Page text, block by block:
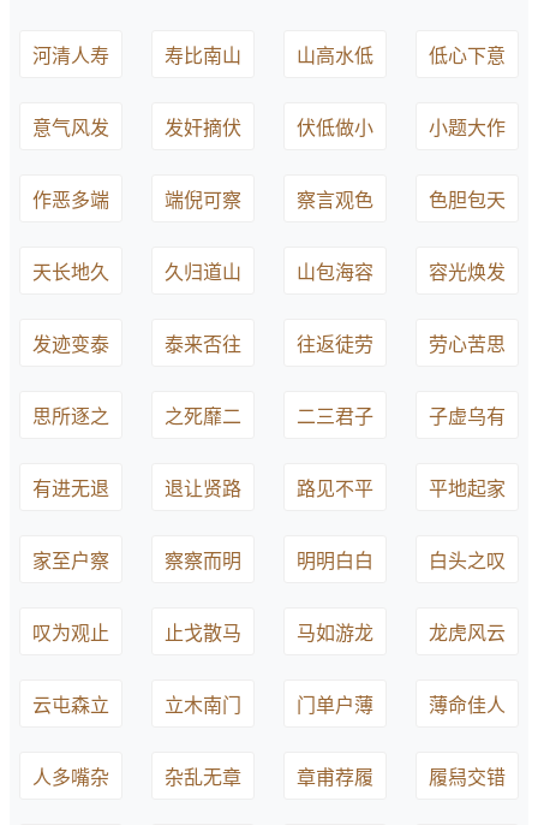
河清人寿 寿比南山 山高水低 低心下意
意气风发 发奸摘伏 伏低做小 小题大作
作恶多端 端倪可察 察言观色 色胆包天
天长地久 久归道山 山包海容 容光焕发
发迹变泰 泰来否往 往返徒劳 劳心苦思
思所逐之 之死靡二 二三君子 子虚乌有
有进无退 退让贤路 路见不平 平地起家
家至户察 察察而明 明明白白 白头之叹
叹为观止 止戈散马 马如游龙 龙虎风云
云屯森立 立木南门 门单户薄 薄命佳人
人多嘴杂 杂乱无章 章甫荐履 履舄交错